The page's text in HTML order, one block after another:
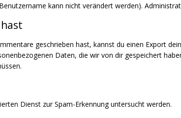
kann nicht verändert werden).
geschrieben hast, kannst du einen Export
Daten, die wir von dir gespeichert
Dienst zur Spam-Erkennung untersucht werden.